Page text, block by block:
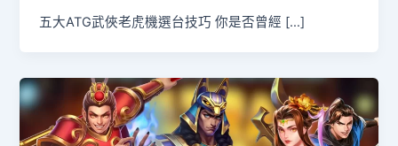
五大ATG武俠老虎機選台技巧 你是否曾經 […]